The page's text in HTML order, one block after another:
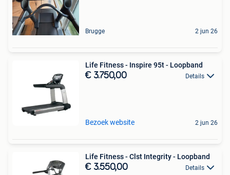
Brugge 2 jun 26
Life Fitness - Inspire 95t - Loopband
€ 3.750,00 Details
Bezoek website 2 jun 26
Life Fitness - Clst Integrity - Loopband
€ 3.550,00 Details